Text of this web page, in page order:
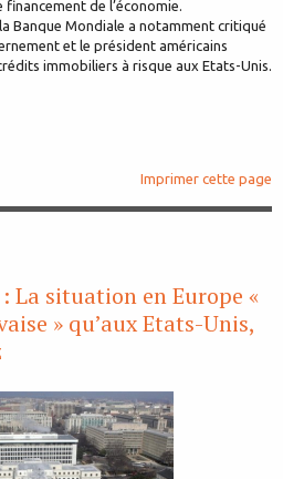
de l’économie.
Banque Mondiale a notamment critiqué
et le président américains
immobiliers à risque aux Etats-Unis.
Imprimer cette page
La situation en Europe «
» qu’aux Etats-Unis,